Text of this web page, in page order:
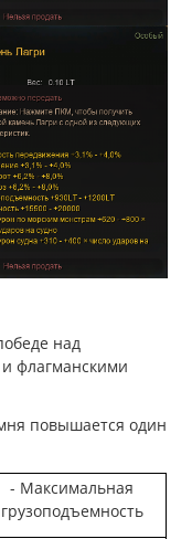
над
флагманскими
повышается один
- Максимальная
грузоподъемность